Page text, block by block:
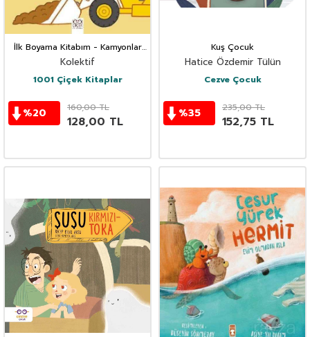
İlk Boyama Kitabım - Kamyonlar
ve İş Makineleri
Kolektif
1001 Çiçek Kitaplar
%20 160,00TL
128,00 TL
Kuş Çocuk
Hatice Özdemir Tülün
Cezve Çocuk
%35 235,00TL
152,75 TL